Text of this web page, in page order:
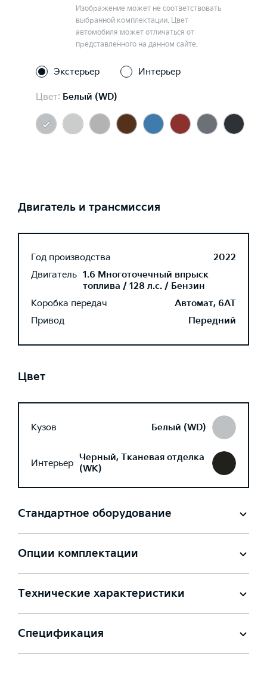
Изображение может не соответствовать
выбранной комплектации. Цвет
автомобиля может отличаться от
представленного на данном сайте.
Экстерьер Интерьер
Цвет: Белый (WD)
Двигатель и трансмиссия
Год производства
2022
Двигатель 1.6 Многоточечный впрыск
топлива / 128 л.с. / Бензин
Коробка передач
Автомат, 6AT
Привод
Передний
Цвет
Кузов Белый (WD)
Интерьер Черный, Тканевая отделка
(WK)
Стандартное оборудование
Опции комплектации
Технические характеристики
Спецификация